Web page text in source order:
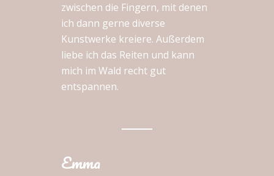
zwischen die Fingern, mit denen
ich dann gerne diverse
Kunstwerke kreiere. Außerdem
liebe ich das Reiten und kann
mich im Wald recht gut
entspannen.
Emma